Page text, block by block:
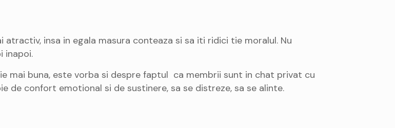
insa in egala masura conteaza si sa iti ridici tie moralul. Nu
inapoi.
mai buna, este vorba si despre faptul ca membrii sunt in chat privat cu
de confort emotional si de sustinere, sa se distreze, sa se alinte.